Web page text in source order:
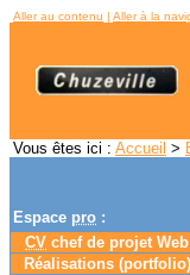
Aller au contenu | Aller à la
Vous êtes ici : Accueil >
Espace pro :
CV chef de projet Web
Réalisations (portfolio)